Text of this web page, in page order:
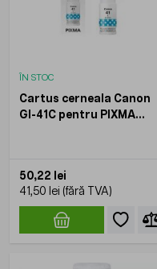
ÎN STOC
Cartus cerneala Canon
GI-41C pentru PIXMA
50,22 lei
41,50 lei